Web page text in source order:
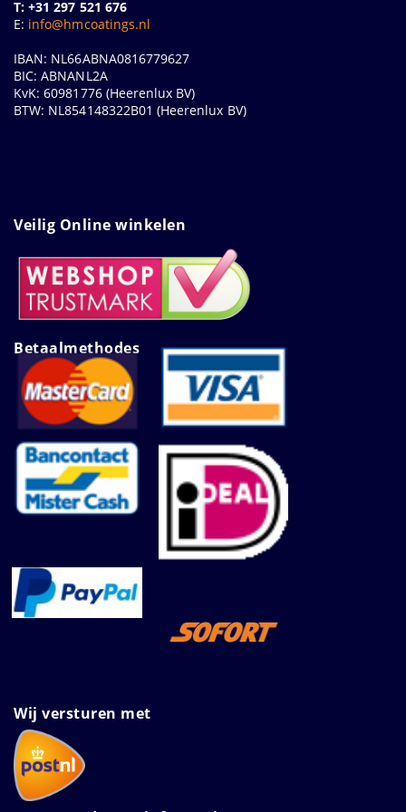
T: +31 297 521 676
E: info@hmcoatings.nl
IBAN: NL66ABNA0816779627
BIC: ABNANL2A
KvK: 60981776 (Heerenlux BV)
BTW: NL854148322B01 (Heerenlux BV)
Veilig Online winkelen
Betaalmethodes
Wij versturen met